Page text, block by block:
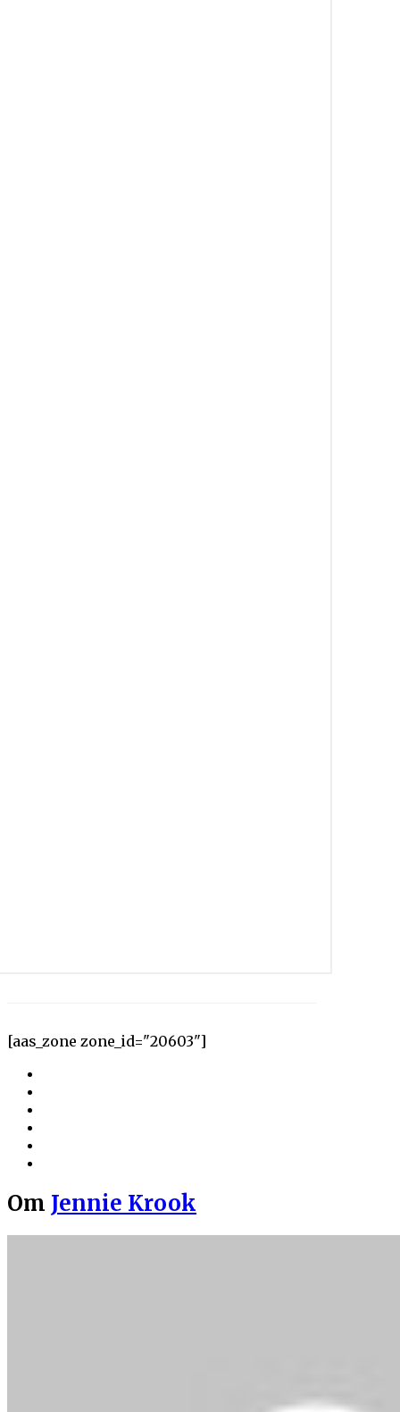
[aas_zone zone_id="20603"]
Om Jennie Krook